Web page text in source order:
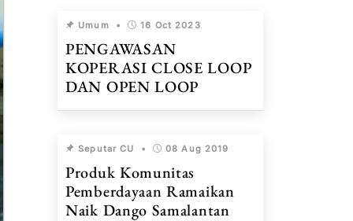
Umum • 16 Oct 2023
PENGAWASAN
KOPERASI CLOSE LOOP
DAN OPEN LOOP
Seputar CU • 08 Aug 2019
Produk Komunitas
Pemberdayaan Ramaikan
Naik Dango Samalantan